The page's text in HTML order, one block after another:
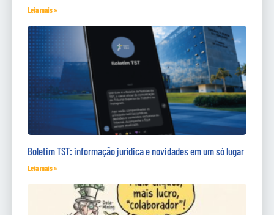
Leia mais »
Boletim TST: informação jurídica e novidades em um só lugar
Leia mais »